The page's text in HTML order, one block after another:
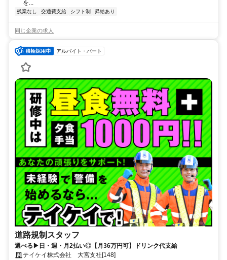
を...
残業なし 交通費支給 シフト制 昇給あり
同じ企業の求人
アルバイト・パート
道路規制スタッフ
選べる▶日・週・月2払い◎【月36万円可】ドリンク代支給
テイケイ株式会社 大宮支社[148]